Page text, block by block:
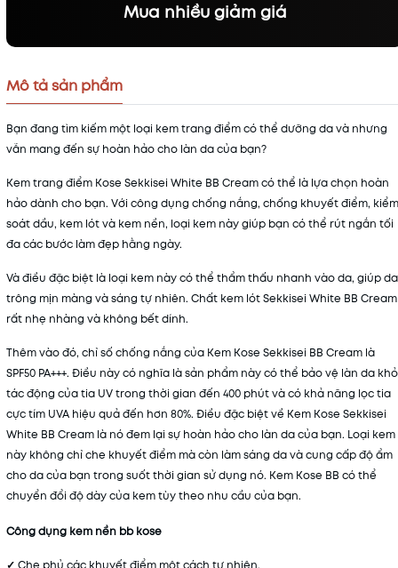
Mua nhiều giảm giá
Điều kiện:
Mô tả sản phẩm
Bạn đang tìm kiếm một loại kem trang điểm có thể dưỡng da và nhưng
vẫn mang đến sự hoàn hảo cho làn da của bạn?
Kem trang điểm Kose Sekkisei White BB Cream có thể là lựa chọn hoàn
hảo dành cho bạn. Với công dụng chống nắng, chống khuyết điểm, kiểm
soát dầu, kem lót và kem nền, loại kem này giúp bạn có thể rút ngắn tối
đa các bước làm đẹp hằng ngày.
Và điều đặc biệt là loại kem này có thể thẩm thấu nhanh vào da, giúp da
trông mịn màng và sáng tự nhiên. Chất kem lót Sekkisei White BB Cream
rất nhẹ nhàng và không bết dính.
Thêm vào đó, chỉ số chống nắng của Kem Kose Sekkisei BB Cream là
SPF50 PA+++. Điều này có nghĩa là sản phẩm này có thể bảo vệ làn da
tác động của tia UV trong thời gian đến 400 phút và có khả năng lọc tia
cực tím UVA hiệu quả đến hơn 80%. Điều đặc biệt về Kem Kose Sekkisei
White BB Cream là nó đem lại sự hoàn hảo cho làn da của bạn. Loại kem
này không chỉ che khuyết điểm mà còn làm sáng da và cung cấp độ ẩm
cho da của bạn trong suốt thời gian sử dụng nó. Kem Kose BB có thể
chuyển đổi độ dày của kem tùy theo nhu cầu của bạn.
Công dụng kem nền bb kose
✓ Che phủ các khuyết điểm một cách tự nhiên.